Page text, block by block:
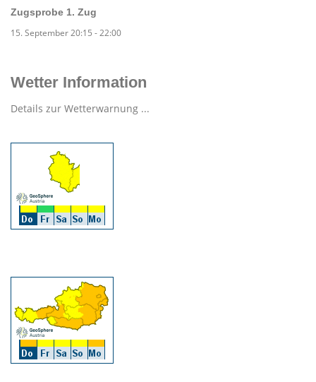
Zugsprobe 1. Zug
15. September 20:15 -22:00
Wetter Information
Details zur Wetterwarnung ...